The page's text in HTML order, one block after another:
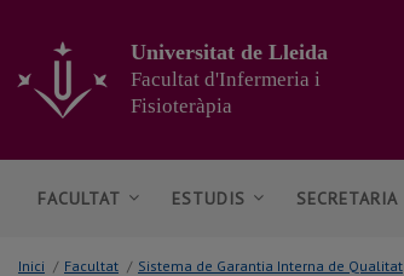
contingut
principal
pàgina
Universitat de Lleida
Facultat d'Infermeria i
Fisioteràpia
FACULTAT ESTUDIS SECRETARIA
Inici / Facultat / Sistema de Garantia Interna de Qualitat